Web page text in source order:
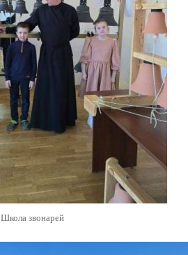
Школа звонарей